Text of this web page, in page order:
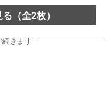
（全2枚）
きます